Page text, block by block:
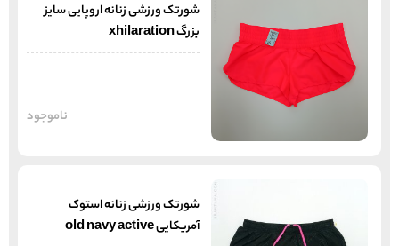
شورتک ورزشی زنانه اروپایی سایز
بزرگ xhilaration
ناموجود
شورتک ورزشی زنانه استوک
آمریکایی old navy active